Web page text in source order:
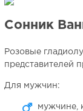
Сонник
Розовые
представителей
Для мужчин:
мужчине,